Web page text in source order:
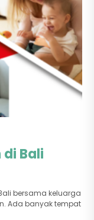
Bali
bersama keluarga
Ada banyak tempat